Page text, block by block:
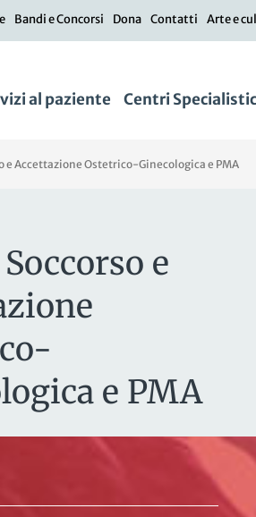
Bandi e Concorsi Dona Contatti Arte e
al paziente Centri
e Accettazione Ostetrico-Ginecologica e PMA
e
e PMA